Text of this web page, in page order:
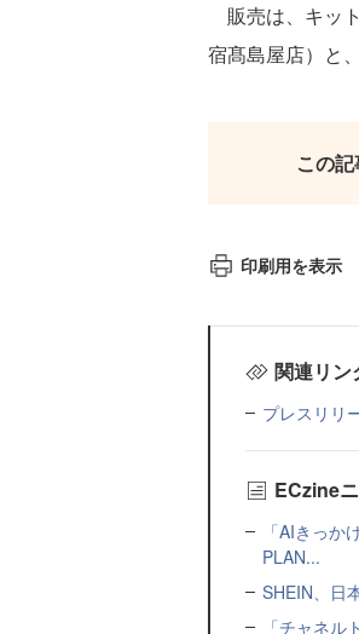
販売は、キッ
宿髙島屋店）と
この
印刷用を表示
関連リン
プレスリリ
ECzine
「AIきっ
PLAN...
SHEIN、日
「チャネ